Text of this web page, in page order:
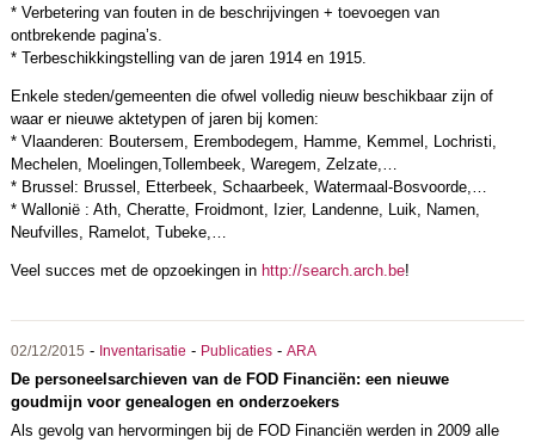
* Verbetering van fouten in de beschrijvingen + toevoegen van
ontbrekende pagina’s.
* Terbeschikkingstelling van de jaren 1914 en 1915.
Enkele steden/gemeenten die ofwel volledig nieuw beschikbaar zijn of
waar er nieuwe aktetypen of jaren bij komen:
* Vlaanderen: Boutersem, Erembodegem, Hamme, Kemmel, Lochristi,
Mechelen, Moelingen,Tollembeek, Waregem, Zelzate,…
* Brussel: Brussel, Etterbeek, Schaarbeek, Watermaal-Bosvoorde,…
* Wallonië : Ath, Cheratte, Froidmont, Izier, Landenne, Luik, Namen,
Neufvilles, Ramelot, Tubeke,…
Veel succes met de opzoekingen in http://search.arch.be!
02/12/2015 - Inventarisatie - Publicaties- ARA
De personeelsarchieven van de FOD Financiën: een nieuwe
goudmijn voor genealogen en onderzoekers
Als gevolg van hervormingen bij de FOD Financiën werden in 2009 alle